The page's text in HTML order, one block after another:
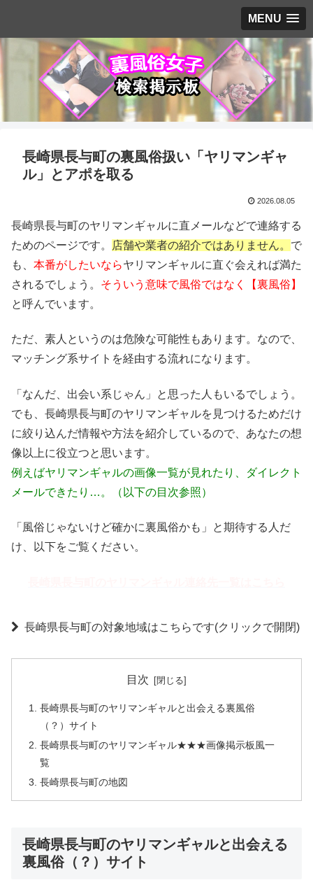
MENU
長崎県長与町の裏風俗扱い「ヤリマンギャ
ル」とアポを取る
2026.08.05
長崎県長与町のヤリマンギャルに直メールなどで連絡する
ためのページです。
店舗や業者の紹介ではありません。 で
も、 本番がしたいならヤリマンギャルに直ぐ会えれば満た
されるでしょう。 そういう意味で風俗ではなく【裏風俗】
と呼んでいます。
ただ、素人というのは危険な可能性もあります。なので、
マッチング系サイトを経由する流れになります。
「なんだ、出会い系じゃん」と思った人もいるでしょう。
でも、長崎県長与町のヤリマンギャルを見つけるためだけ
に絞り込んだ情報や方法を紹介しているので、あなたの想
像以上に役立つと思います。
例えばヤリマンギャルの画像一覧が見れたり、ダイレクト
メールできたり…。（以下の目次参照）
「風俗じゃないけど確かに裏風俗かも」と期待する人だ
け、以下をご覧ください。
長崎県長与町の対象地域はこちらです(クリックで開閉)
目次
長崎県長与町のヤリマンギャルと出会える裏風俗
（？）サイト
長崎県長与町のヤリマンギャル★★★画像掲示板風一
覧
長崎県長与町の地図
長崎県長与町のヤリマンギャルと出会える
裏風俗（？）サイト